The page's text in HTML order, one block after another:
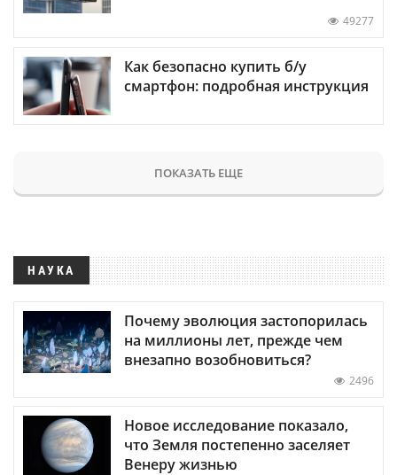
49277
Как безопасно купить б/у
смартфон: подробная инструкция
ПОКАЗАТЬ ЕЩЕ
НАУКА
Почему эволюция застопорилась
на миллионы лет, прежде чем
внезапно возобновиться?
2496
Новое исследование показало,
что Земля постепенно заселяет
Венеру жизнью